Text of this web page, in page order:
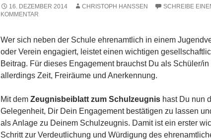
16. DEZEMBER 2014 CHRISTOPH HANSSEN
SCHREIBE
KOMMENTAR
Wer sich neben der Schule ehrenamtlich in einem
oder Verein engagiert, leistet einen wichtigen
Beitrag. Für dieses Engagement brauchst Du als Schüler/in
allerdings Zeit, Freiräume und Anerkennung.
Mit dem Zeugnisbeiblatt zum Schulzeugnis hast Du nun
Gelegenheit, Dir Dein Engagement bestätigen zu lassen
als Anlage zu Deinem Schulzeugnis. Damit ist ein erster
Schritt zur Verdeutlichung und Würdigung des